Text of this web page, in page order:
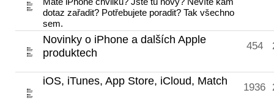
dotaz zařadit? Potřebujete poradit? Tak všechno
sem.
Novinky o iPhone a dalších Apple
produktech
454
iOS, iTunes, App Store, iCloud, Match
1936